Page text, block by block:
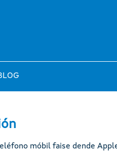
móbil faise dende